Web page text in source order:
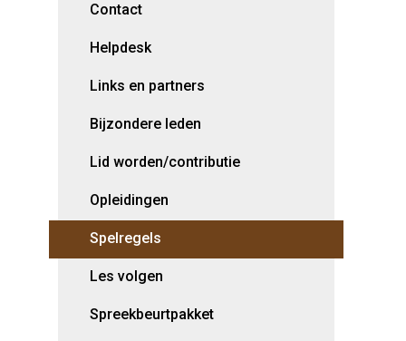
Contact
Helpdesk
Links en partners
Bijzondere leden
Lid worden/contributie
Opleidingen
Spelregels
Les volgen
Spreekbeurtpakket